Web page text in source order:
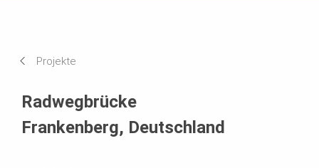
Projekte
Radwegbrücke
Frankenberg, Deutschland